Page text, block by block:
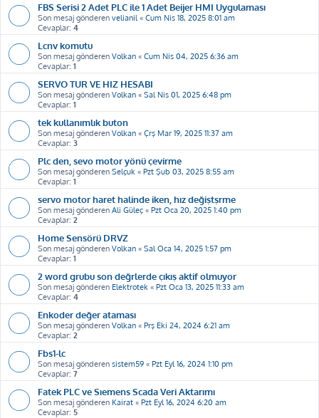
FBS Serisi 2 Adet PLC ile 1 Adet Beijer HMI Uygulaması
Son mesaj gönderen velianil« Cum Nis 18, 2025 8:01 am
Cevaplar: 4
Lcnv komutu
Son mesaj gönderen Volkan « Cum Nis 04, 2025 6:36 am
Cevaplar: 1
SERVO TUR VE HIZ HESABI
Son mesaj gönderen Volkan « Sal Nis 01, 2025 6:48 pm
Cevaplar: 1
tek kullanımlık buton
Son mesaj gönderen Volkan « Çrş Mar 19, 2025 11:37 am
Cevaplar: 3
Plc den, sevo motor yönü çevirme
Son mesaj gönderen Selçuk « Pzt Şub 03, 2025 8:55 am
Cevaplar: 1
servo motor haret halinde iken, hız değiştşrme
Son mesaj gönderen Ali Güleç « Pzt Oca 20, 2025 1:40 pm
Cevaplar: 2
Home Sensörü DRVZ
Son mesaj gönderen Volkan « Sal Oca 14, 2025 1:57 pm
Cevaplar: 1
2 word grubu son değrlerde çıkış aktif olmuyor
Son mesaj gönderen Elektrotek « Pzt Oca 13, 2025 11:33 am
Cevaplar: 4
Enkoder değer ataması
Son mesaj gönderen Volkan « Prş Eki 24, 2024 6:21 am
Cevaplar: 2
Fbs1-lc
Son mesaj gönderen sistem59 « Pzt Eyl 16, 2024 1:10 pm
Cevaplar: 7
Fatek PLC ve Sıemens Scada Veri Aktarımı
Son mesaj gönderen Kairat « Pzt Eyl 16, 2024 6:20 am
Cevaplar: 5